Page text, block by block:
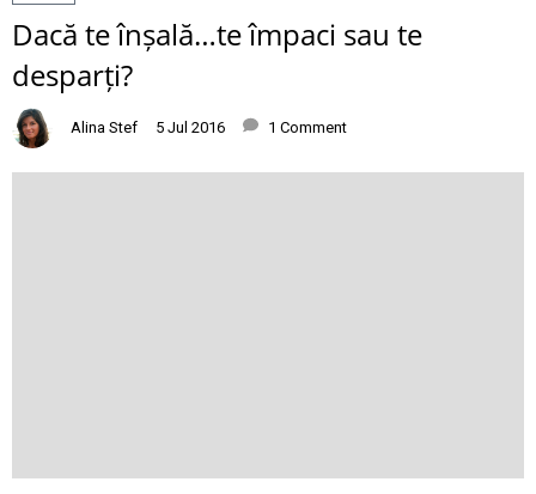
Dacă te înșală…te împaci sau te
desparți?
Alina Stef 5 Jul 2016 1 Comment